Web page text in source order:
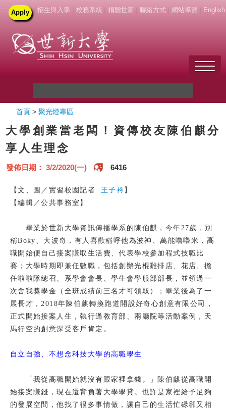
::: Apply | 招生與入學 校務系統 捐贈世新 聯絡方式 網站導覽 English
關於世新
未來學生
新生
在校生
校友
媒體
首頁 >聚光燈專區
大學創業當老闆！資傳校友陳伯麒分
享人生理念
發佈日期： 3/2/2020(一) 6416
【文、圖／實習校園記者 王子衿 】
【編輯／公共事務室】
畢業於世新大學資訊傳播學系的陳伯麒，今年27歲，別
稱Boky、大波奇，有人喜歡稱呼他為波神、萬能嚕嚕米，高
職開始便自己接案賺取生活費、代表學校參加程式技職比
賽；大學時期即兼任數職，包括創辦光棍雞排店、花店、擔
任啦啦隊總召、系學會會長、學生會學服部部長，並領過一
次舍我獎學金（全班成績前三名才可領取）；畢業後為了一
展長才，2018年陳伯麒轉換跑道開設好奇心創意有限公司，
正式開始接案人生，執行過教育部、兩廳院等活動案例，天
馬行空的創意深受客戶肯定。
自立自強、不想念科技大學的高職學生
「我從高職開始就沒有跟家裡拿錢。」陳伯麒從高職開
始接案賺錢，現在還背負著大學學貸。也許是家裡給予足夠
的發展空間，他找了很多事情做，讓自己的生活忙碌卻又相